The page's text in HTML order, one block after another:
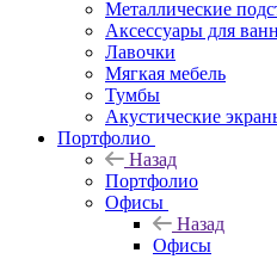
Металлические
Аксессуары для
Лавочки
Мягкая мебель
Тумбы
Акустические
Портфолио
Назад
Портфолио
Офисы
Назад
Офисы